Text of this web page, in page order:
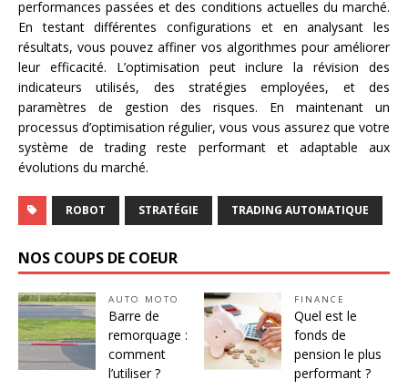
performances passées et des conditions actuelles du marché.
En testant différentes configurations et en analysant les
résultats, vous pouvez affiner vos algorithmes pour améliorer
leur efficacité. L’optimisation peut inclure la révision des
indicateurs utilisés, des stratégies employées, et des
paramètres de gestion des risques. En maintenant un
processus d’optimisation régulier, vous vous assurez que votre
système de trading reste performant et adaptable aux
évolutions du marché.
ROBOT STRATÉGIE TRADING AUTOMATIQUE
NOS COUPS DE COEUR
AUTO MOTO
Barre de
remorquage :
comment
l’utiliser ?
FINANCE
Quel est le
fonds de
pension le plus
performant ?